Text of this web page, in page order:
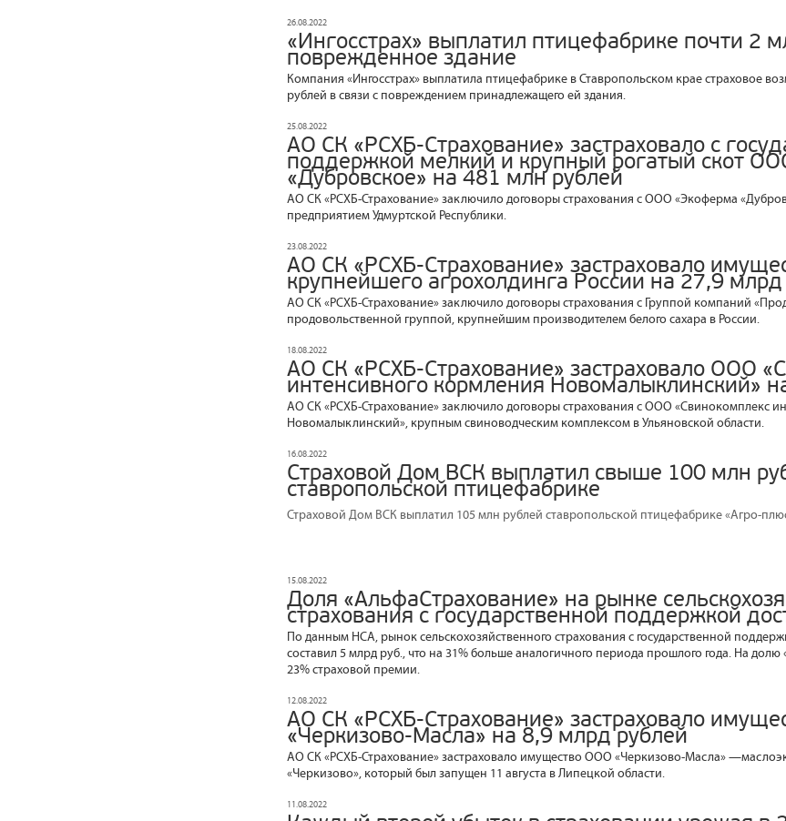
26.08.2022
«Ингосстрах» выплатил птицефабрике почти 2
поврежденное здание
Компания «Ингосстрах» выплатила птицефабрике в Ставропольском крае страховое
рублей в связи с повреждением принадлежащего ей здания.
25.08.2022
АО СК «РСХБ-Страхование» застраховало с
поддержкой мелкий и крупный рогатый скот
«Дубровское» на 481 млн рублей
АО СК «РСХБ-Страхование» заключило договоры страхования с ООО «Экоферма
предприятием Удмуртской Республики.
23.08.2022
АО СК «РСХБ-Страхование» застраховало
крупнейшего агрохолдинга России на 27,9
АО СК «РСХБ-Страхование» заключило договоры страхования с Группой компаний
продовольственной группой, крупнейшим производителем белого сахара в России.
18.08.2022
АО СК «РСХБ-Страхование» застраховало ООО
интенсивного кормления Новомалыклинский»
АО СК «РСХБ-Страхование» заключило договоры страхования с ООО «Свинокомплекс
Новомалыклинский», крупным свиноводческим комплексом в Ульяновской области.
16.08.2022
Страховой Дом ВСК выплатил свыше 100 млн
ставропольской птицефабрике
Страховой Дом ВСК выплатил 105 млн рублей ставропольской птицефабрике «Агро-
15.08.2022
Доля «АльфаСтрахование» на рынке
страхования с государственной поддержкой
По данным НСА, рынок сельскохозяйственного страхования с государственной
составил 5 млрд руб., что на 31% больше аналогичного периода прошлого года. На
23% страховой премии.
12.08.2022
АО СК «РСХБ-Страхование» застраховало
«Черкизово-Масла» на 8,9 млрд рублей
АО СК «РСХБ-Страхование» застраховало имущество ООО «Черкизово-Масла»
«Черкизово», который был запущен 11 августа в Липецкой области.
11.08.2022